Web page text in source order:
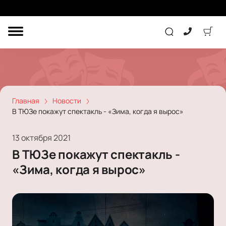
ДРУГОЕ
Другое
Экскурсия
Концерт
Оркестр
Детский спектакль
Кукольный театр
Театр
Дополнительно
Главная
Новости
В ТЮЗе покажут спектакль - «Зима, когда я вырос»
13 октября 2021
В ТЮЗе покажут спектакль -
«Зима, когда я вырос»